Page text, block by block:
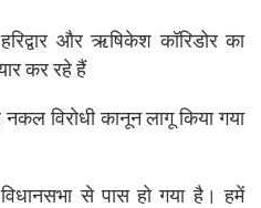
और ऋषिकेश कॉरिडोर का
कर रहे हैं
विरोधी कानून लागू किया गया
से पास हो गया है। हमें